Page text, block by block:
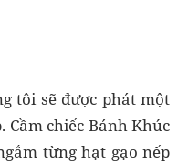
tôi sẽ được phát một
chiếc Bánh Khúc
từng hạt gạo nếp